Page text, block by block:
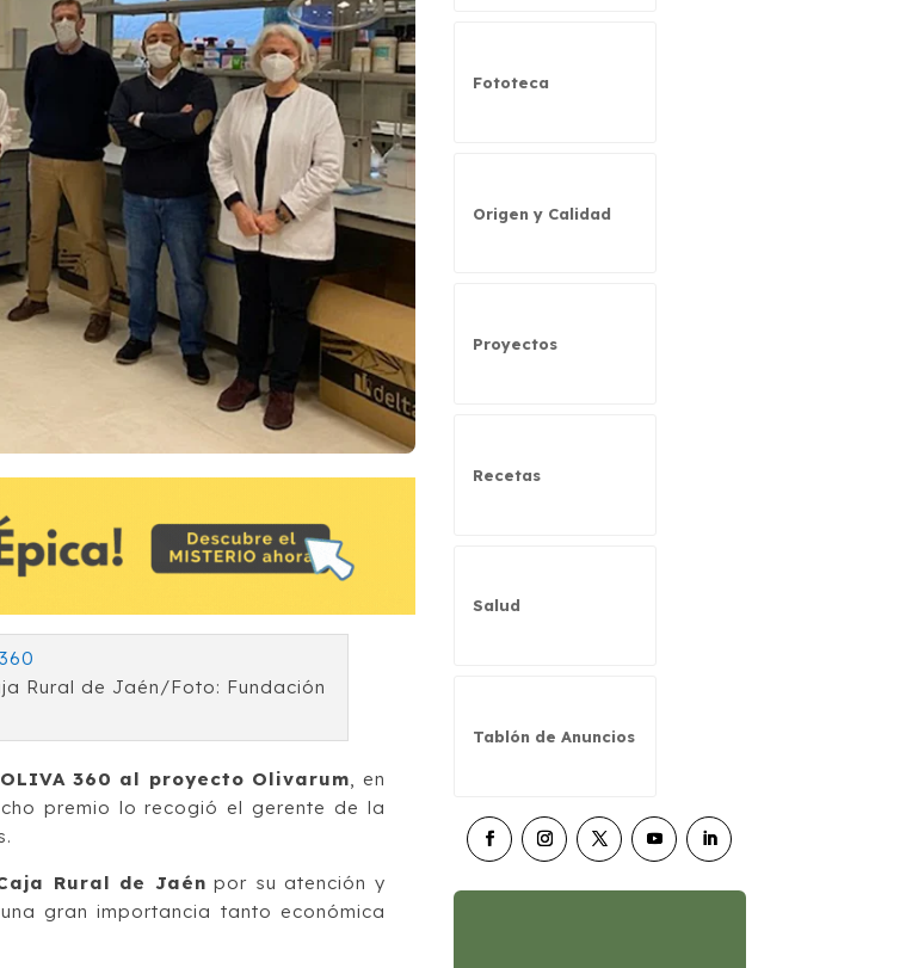
Rural de Jaén/Foto: Fundación
OLIVA 360 al proyecto Olivarum, en
premio lo recogió el gerente de la
Rural de Jaén por su atención y
gran importancia tanto económica
Fototeca
Origen y Calidad
Proyectos
Recetas
Salud
Tablón de Anuncios